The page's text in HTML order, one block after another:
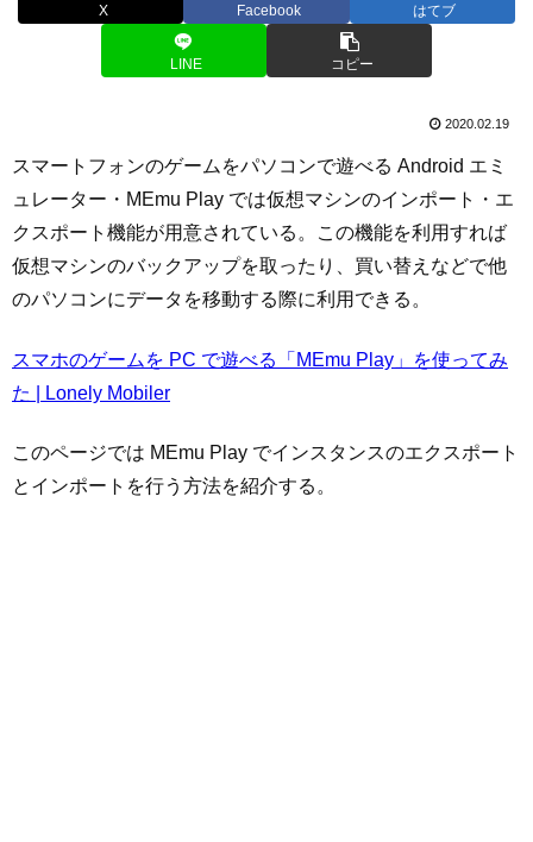
X Facebook はてブ
LINE コピー
2020.02.19
スマートフォンのゲームをパソコンで遊べる Android エミ
ュレーター・MEmu Play では仮想マシンのインポート・エ
クスポート機能が用意されている。この機能を利用すれば
仮想マシンのバックアップを取ったり、買い替えなどで他
のパソコンにデータを移動する際に利用できる。
スマホのゲームを PC で遊べる「MEmu Play」を使ってみ
た | Lonely Mobiler
このページでは MEmu Play でインスタンスのエクスポート
とインポートを行う方法を紹介する。